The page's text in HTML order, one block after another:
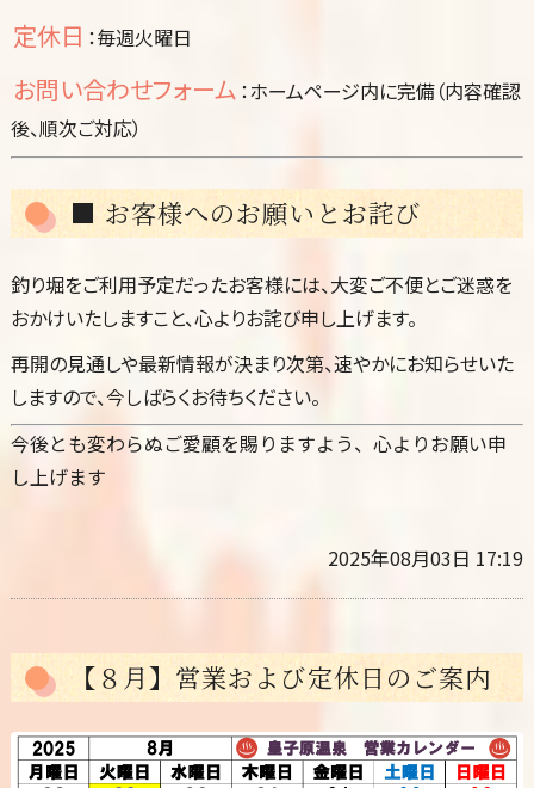
定休日 ：毎週火曜日
お問い合わせフォーム ：ホームページ内に完備（内容確認
後、順次ご対応）
■ お客様へのお願いとお詫び
釣り堀をご利用予定だったお客様には、大変ご不便とご迷惑を
おかけいたしますこと、心よりお詫び申し上げます。
再開の見通しや最新情報が決まり次第、速やかにお知らせいた
しますので、今しばらくお待ちください。
今後とも変わらぬご愛顧を賜りますよう、心よりお願い申
し上げます
2025年08月03日 17:19
【８月】営業および定休日のご案内